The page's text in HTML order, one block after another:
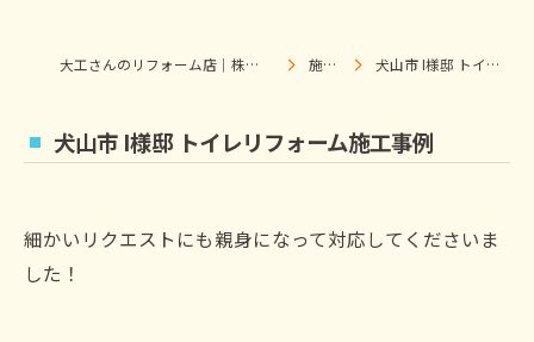
大工さんのリフォーム店｜株式会社ウィズホーム｜扶桑・犬山 施工事例 犬山市 I様邸 トイレリフォーム施工事例
犬山市 I様邸 トイレリフォーム施工事例
細かいリクエストにも親身になって対応してくださいま
した！